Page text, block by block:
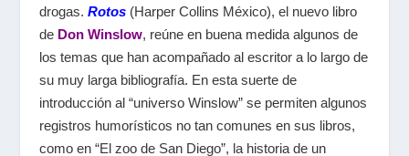
drogas. Rotos(Harper Collins México), el nuevo libro
de Don Winslow, reúne en buena medida algunos de
los temas que han acompañado al escritor a lo largo de
su muy larga bibliografía. En esta suerte de
introducción al “universo Winslow” se permiten algunos
registros humorísticos no tan comunes en sus libros,
como en “El zoo de San Diego”, la historia de un